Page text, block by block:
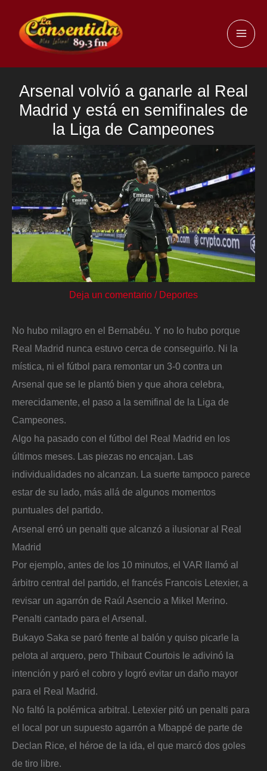
contenido
Arsenal volvió a ganarle al Real
Madrid y está en semifinales de
la Liga de Campeones
Deja un comentario / Deportes
No hubo milagro en el Bernabéu. Y no lo hubo porque
Real Madrid nunca estuvo cerca de conseguirlo. Ni la
mística, ni el fútbol para remontar un 3-0 contra un
Arsenal que se le plantó bien y que ahora celebra,
merecidamente, el paso a la semifinal de la Liga de
Campeones.
Algo ha pasado con el fútbol del Real Madrid en los
últimos meses. Las piezas no encajan. Las
individualidades no alcanzan. La suerte tampoco parece
estar de su lado, más allá de algunos momentos
puntuales del partido.
Arsenal erró un penalti que alcanzó a ilusionar al Real
Madrid
Por ejemplo, antes de los 10 minutos, el VAR llamó al
árbitro central del partido, el francés Francois Letexier, a
revisar un agarrón de Raúl Asencio a Mikel Merino.
Penalti cantado para el Arsenal.
Bukayo Saka se paró frente al balón y quiso picarle la
pelota al arquero, pero Thibaut Courtois le adivinó la
intención y paró el cobro y logró evitar un daño mayor
para el Real Madrid.
No faltó la polémica arbitral. Letexier pitó un penalti para
el local por un supuesto agarrón a Mbappé de parte de
Declan Rice, el héroe de la ida, el que marcó dos goles
de tiro libre.